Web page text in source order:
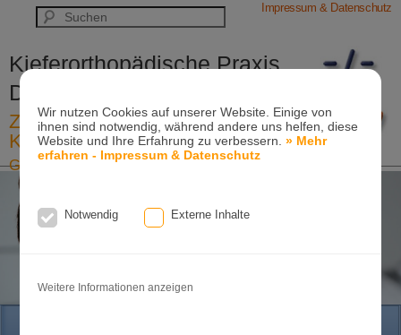
Wir nutzen Cookies auf unserer Website. Einige von
ihnen sind notwendig, während andere uns helfen, diese
Website und Ihre Erfahrung zu verbessern.» Mehr
erfahren - Impressum & Datenschutz
Notwendig Externe Inhalte
Weitere Informationen anzeigen
Impressum & Datenschutz
Kieferorthopädische Praxis
Dr. Konik & Kollegen
Zahn- und Kieferregulierungen für
Kinder und Erwachsene
Ganzheitliche-Kieferorthopädie
Erwachsenen-Kieferorthopädie
Tel. +49